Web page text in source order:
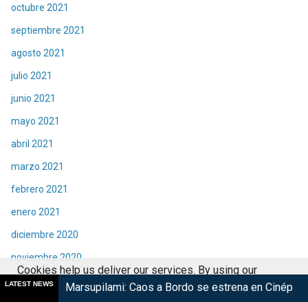
octubre 2021
septiembre 2021
agosto 2021
julio 2021
junio 2021
mayo 2021
abril 2021
marzo 2021
febrero 2021
enero 2021
diciembre 2020
noviembre 2020
octubre 2020
LATEST NEWS
Caos a Bordo se estrena en Cinépolis Harry Potter
Cookies help us deliver our services. By using our
services, you agree to our use of cookies.
Got it